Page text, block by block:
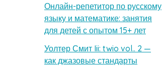
Онлайн-репетитор по русскому
языку и математике: занятия
для детей с опытом 15+ лет
Уолтер Смит Iii: twio vol.. 2 —
как джазовые стандарты